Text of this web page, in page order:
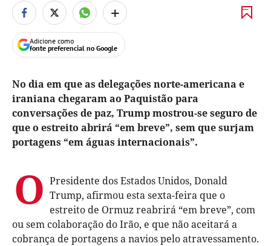
+
Adicione como
fonte preferencial no Google
No dia em que as delegações norte-americana e
iraniana chegaram ao Paquistão para
conversações de paz, Trump mostrou-se seguro de
que o estreito abrirá “em breve”, sem que surjam
portagens “em águas internacionais”.
O Presidente dos Estados Unidos, Donald
Trump, afirmou esta sexta-feira que o
estreito de Ormuz reabrirá “em breve”, com
ou sem colaboração do Irão, e que não aceitará a
cobrança de portagens a navios pelo atravessamento.